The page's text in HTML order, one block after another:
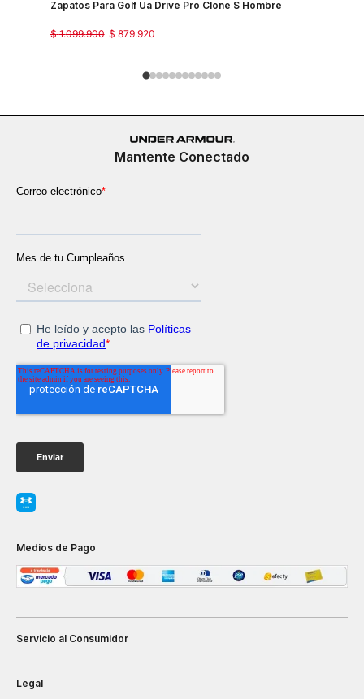
Zapatos Para Golf Ua Drive Pro Clone S Hombre
$ 879.920
$ 1.099.900
Mantente Conectado
Medios de Pago
Servicio al Consumidor
Legal